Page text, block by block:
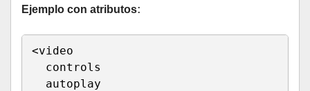
Ejemplo con atributos:
<video
  controls
  autoplay